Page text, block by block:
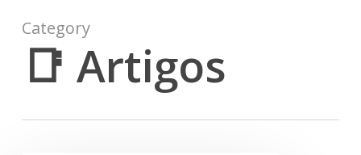
Category
📑 Artigos